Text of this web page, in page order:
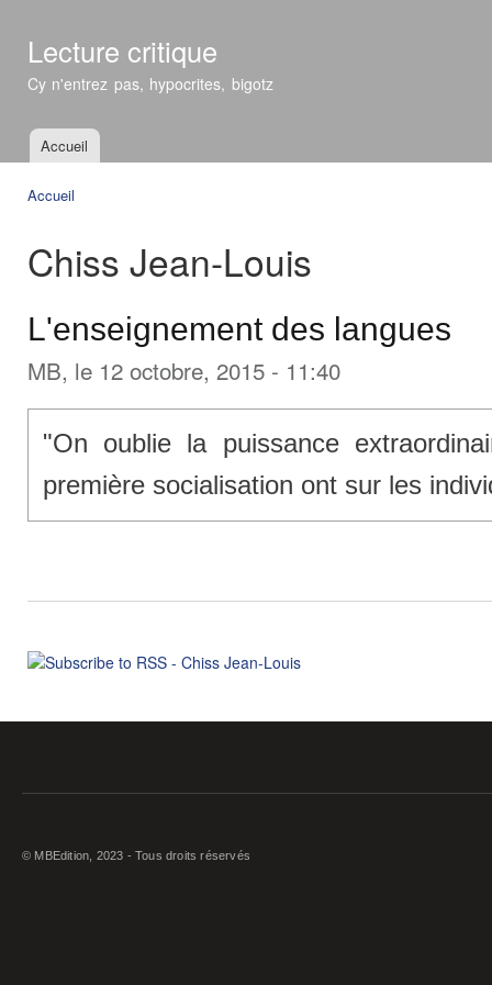
Lecture critique
Cy n'entrez pas, hypocrites, bigotz
Menu principal
Accueil
Accueil
Chiss Jean-Louis
L'enseignement des langues
MB, le 12 octobre, 2015 - 11:40
"On oublie la puissance
première socialisation ont sur les
© MBEdition, 2023 - Tous droits réservés